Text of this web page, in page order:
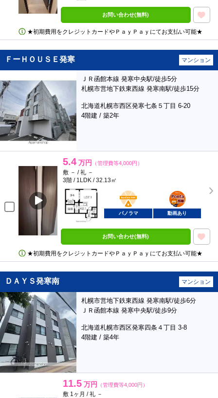
お問い合わせ(無料)
★初期費用をクレジットカードやＰａｙＰａｙにてお支払い可能★
ＦーＨＯＵＳＥ発寒 マンション
ＪＲ函館本線 発寒中央駅/徒歩5分
札幌市営地下鉄東西線 発寒南駅/徒歩15分
北海道札幌市西区発寒七条５丁目 6-20
4階建 / 築2年
5.4 万円 （管理費等4,000円）
敷 － / 礼 －
3階 / 1LDK / 32.13㎡
BunChinPAY
ポンタ
部屋
パノラマ 動画あり
お問い合わせ(無料)
★初期費用をクレジットカードやＰａｙＰａｙにてお支払い可能★
ＤＡＹＳ発寒南 マンション
札幌市営地下鉄東西線 発寒南駅/徒歩6分
ＪＲ函館本線 発寒中央駅/徒歩9分
北海道札幌市西区発寒四条４丁目 3-8
4階建 / 築4年
11.5 万円 （管理費等4,000円）
敷 1ヶ月 / 礼 －